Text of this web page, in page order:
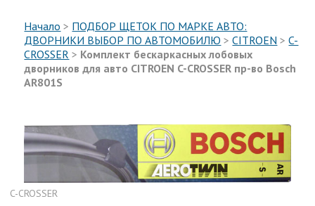
Начало > ПОДБОР ЩЕТОК ПО МАРКЕ АВТО:
ДВОРНИКИ ВЫБОР ПО АВТОМОБИЛЮ >CITROEN >C-
CROSSER > Комплект бескаркасных лобовых
дворников для авто CITROEN C-CROSSER пр-во Bosch
AR801S
C-CROSSER